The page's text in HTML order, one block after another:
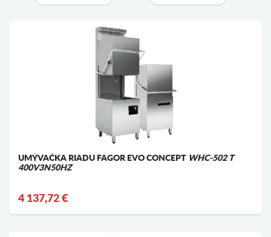
UMÝVAČKA RIADU FAGOR EVO CONCEPT WHC-502 T
400V3N50HZ
4 137,72 €